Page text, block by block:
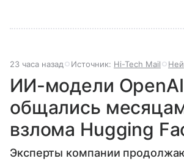
23 часа назад Источник: Hi-Tech Mail
ИИ-модели
общались
взлома Hugging
Эксперты компании